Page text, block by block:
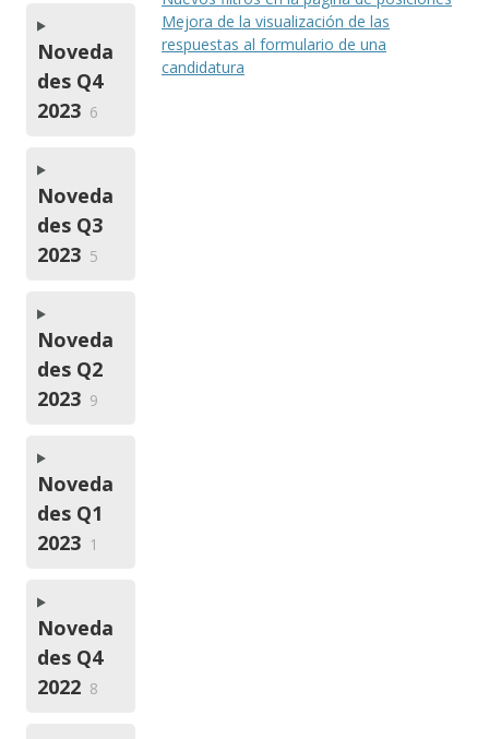
Mejora de la visualización de las
respuestas al formulario de una
candidatura
Noveda
des Q4
2023 6
Noveda
des Q3
2023 5
Noveda
des Q2
2023 9
Noveda
des Q1
2023 1
Noveda
des Q4
2022 8